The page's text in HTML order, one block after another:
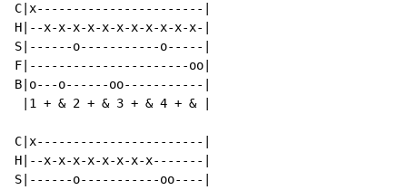
C|x-----------------------|
H|--x-x-x-x-x-x-x-x-x-x-x-|
S|------o-----------o-----|
F|----------------------oo|
B|o---o------oo-----------|
|1 + & 2 + & 3 + & 4 + & |
C|x-----------------------|
H|--x-x-x-x-x-x-x-x-------|
S|------o-----------oo----|